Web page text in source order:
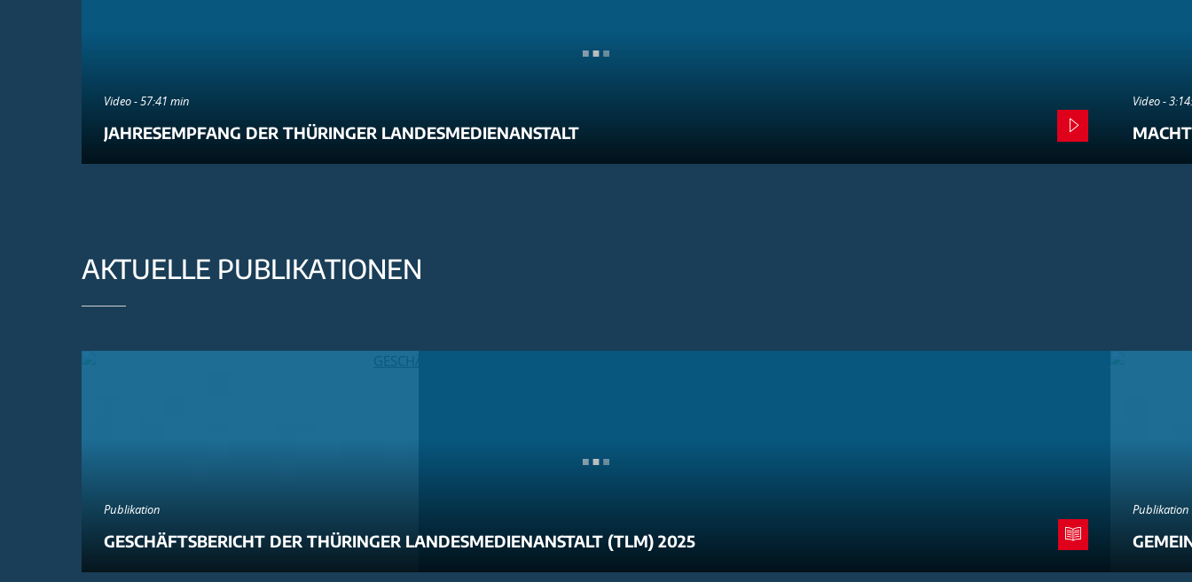
Video - 57:41 min
JAHRESEMPFANG DER THÜRINGER LANDESMEDIENANSTALT
Video -
AKTUELLE PUBLIKATIONEN
Publikation
GESCHÄFTSBERICHT DER THÜRINGER LANDESMEDIENANSTALT (TLM) 2025
Publikation